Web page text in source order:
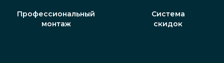
Профессиональный
монтаж
Система
скидок